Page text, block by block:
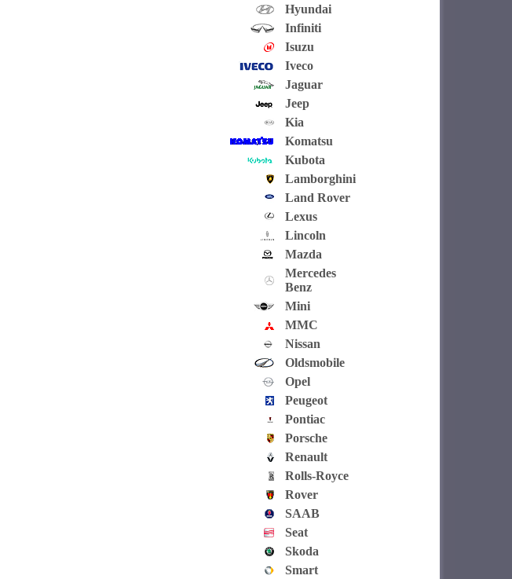
Hyundai
Infiniti
Isuzu
Iveco
Jaguar
Jeep
Kia
Komatsu
Kubota
Lamborghini
Land Rover
Lexus
Lincoln
Mazda
Mercedes
Benz
Mini
MMC
Nissan
Oldsmobile
Opel
Peugeot
Pontiac
Porsche
Renault
Rolls-Royce
Rover
SAAB
Seat
Skoda
Smart